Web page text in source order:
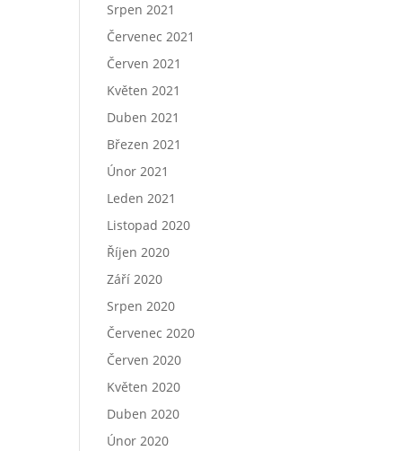
Srpen 2021
Červenec 2021
Červen 2021
Květen 2021
Duben 2021
Březen 2021
Únor 2021
Leden 2021
Listopad 2020
Říjen 2020
Září 2020
Srpen 2020
Červenec 2020
Červen 2020
Květen 2020
Duben 2020
Únor 2020